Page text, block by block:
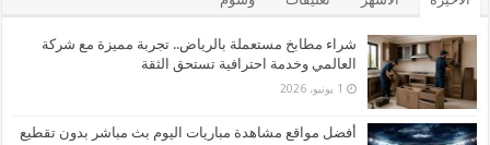
شراء مطابخ مستعملة بالرياض.. تجربة مميزة مع شركة
العالمي وخدمة احترافية تستحق الثقة
1 يونيو، 2026
أفضل مواقع مشاهدة مباريات اليوم بث مباشر بدون تقطيع